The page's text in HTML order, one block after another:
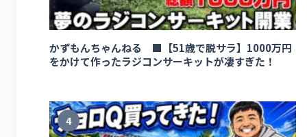
かずもんちゃんねる ■【51歳で脱サラ】1000万円
をかけて作ったラジコンサーキットが凄すぎた！
4